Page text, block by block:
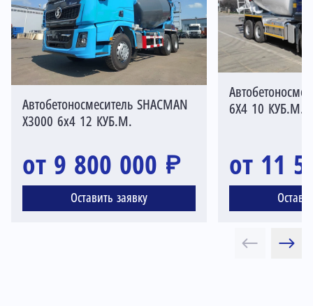
Автобетоносмеситель SHACMAN
X3000 6x4 12 КУБ.М.
от 9 800 000 ₽
Оставить заявку
6X4 10 КУБ.М.
от 11